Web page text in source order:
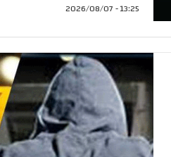
13:25 - 2026/08/07